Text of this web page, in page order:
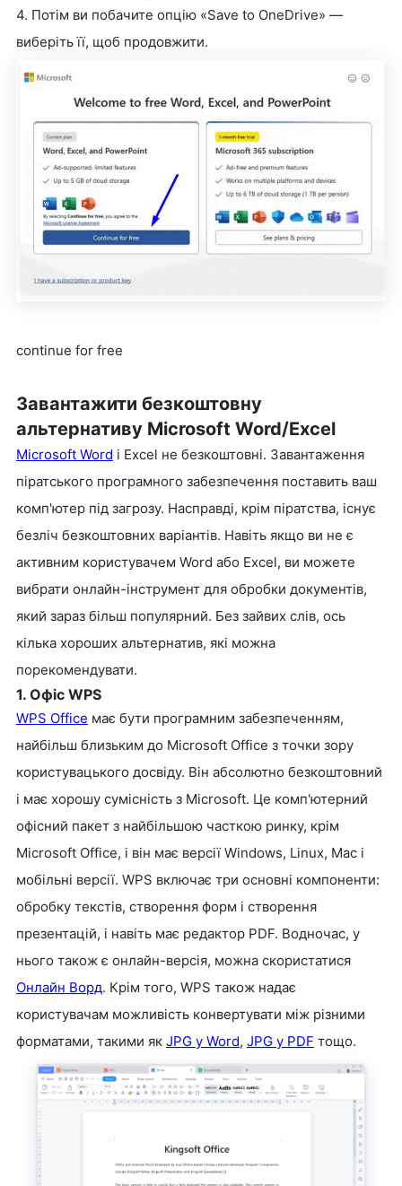
4. Потім ви побачите опцію «Save to OneDrive» —
виберіть її, щоб продовжити.
continue for free
Завантажити безкоштовну
альтернативу Microsoft Word/Excel
Microsoft Word і Excel не безкоштовні. Завантаження
піратського програмного забезпечення поставить ваш
комп'ютер під загрозу. Насправді, крім піратства, існує
безліч безкоштовних варіантів. Навіть якщо ви не є
активним користувачем Word або Excel, ви можете
вибрати онлайн-інструмент для обробки документів,
який зараз більш популярний. Без зайвих слів, ось
кілька хороших альтернатив, які можна
порекомендувати.
1. Офіс WPS
WPS Office має бути програмним забезпеченням,
найбільш близьким до Microsoft Office з точки зору
користувацького досвіду. Він абсолютно безкоштовний
і має хорошу сумісність з Microsoft. Це комп'ютерний
офісний пакет з найбільшою часткою ринку, крім
Microsoft Office, і він має версії Windows, Linux, Mac і
мобільні версії. WPS включає три основні компоненти:
обробку текстів, створення форм і створення
презентацій, і навіть має редактор PDF. Водночас, у
нього також є онлайн-версія, можна скористатися
Онлайн Ворд. Крім того, WPS також надає
користувачам можливість конвертувати між різними
форматами, такими як JPG у Word, JPG у PDF тощо.